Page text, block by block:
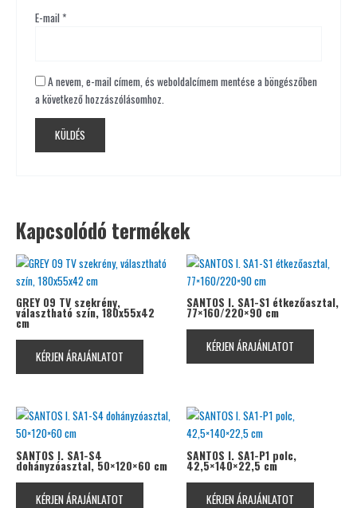
E-mail*
A nevem, e-mail címem, és weboldalcímem mentése a böngészőben
a következő hozzászólásomhoz.
Kapcsolódó termékek
GREY 09 TV szekrény,
választható szín, 180x55x42
cm
KÉRJEN ÁRAJÁNLATOT
SANTOS I. SA1-S1 étkezőasztal,
77×160/220×90 cm
KÉRJEN ÁRAJÁNLATOT
SANTOS I. SA1-S4
dohányzóasztal, 50×120×60 cm
KÉRJEN ÁRAJÁNLATOT
SANTOS I. SA1-P1 polc,
42,5×140×22,5 cm
KÉRJEN ÁRAJÁNLATOT